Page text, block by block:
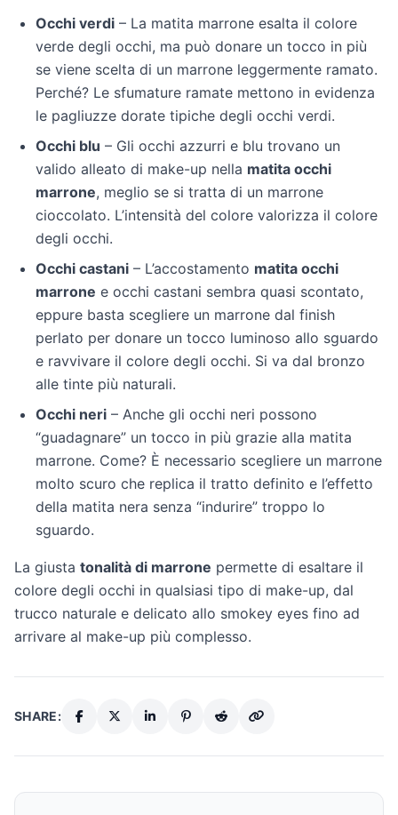
Occhi verdi – La matita marrone esalta il colore
verde degli occhi, ma può donare un tocco in più
se viene scelta di un marrone leggermente ramato.
Perché? Le sfumature ramate mettono in evidenza
le pagliuzze dorate tipiche degli occhi verdi.
Occhi blu – Gli occhi azzurri e blu trovano un
valido alleato di make-up nella matita occhi
marrone, meglio se si tratta di un marrone
cioccolato. L’intensità del colore valorizza il colore
degli occhi.
Occhi castani – L’accostamento matita occhi
marrone e occhi castani sembra quasi scontato,
eppure basta scegliere un marrone dal finish
perlato per donare un tocco luminoso allo sguardo
e ravvivare il colore degli occhi. Si va dal bronzo
alle tinte più naturali.
Occhi neri – Anche gli occhi neri possono
“guadagnare” un tocco in più grazie alla matita
marrone. Come? È necessario scegliere un marrone
molto scuro che replica il tratto definito e l’effetto
della matita nera senza “indurire” troppo lo
sguardo.
La giusta tonalità di marrone permette di esaltare il
colore degli occhi in qualsiasi tipo di make-up, dal
trucco naturale e delicato allo smokey eyes fino ad
arrivare al make-up più complesso.
SHARE: